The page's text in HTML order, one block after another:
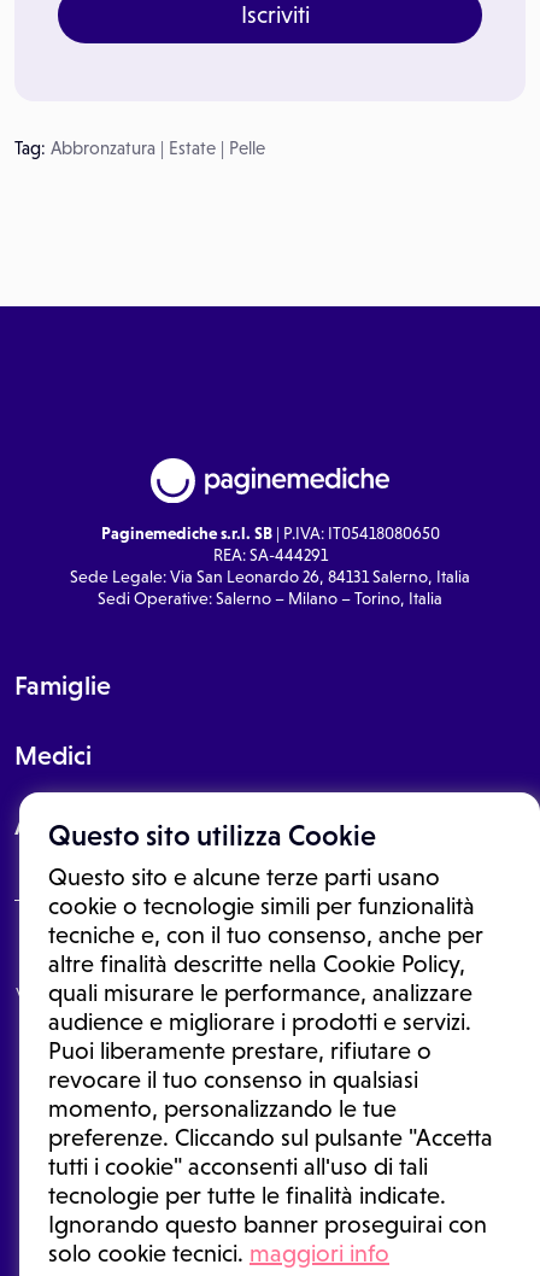
Questo sito utilizza Cookie
Questo sito e alcune terze parti usano
cookie o tecnologie simili per funzionalità
tecniche e, con il tuo consenso, anche per
altre finalità descritte nella Cookie Policy,
quali misurare le performance, analizzare
audience e migliorare i prodotti e servizi.
Puoi liberamente prestare, rifiutare o
revocare il tuo consenso in qualsiasi
momento, personalizzando le tue
preferenze. Cliccando sul pulsante "Accetta
tutti i cookie" acconsenti all'uso di tali
tecnologie per tutte le finalità indicate.
Ignorando questo banner proseguirai con
solo cookie tecnici. maggiori info
Iscriviti
Tag: Abbronzatura | Estate | Pelle
Paginemediche s.r.l. SB| P.IVA: IT05418080650
REA: SA-444291
Sede Legale: Via San Leonardo 26, 84131 Salerno, Italia
Sedi Operative: Salerno – Milano – Torino, Italia
Famiglie
Medici
About
Le informazioni proposte in questo sito non sono un consulto medico.
In nessun caso, queste informazioni sostituiscono un consulto, una
visita o una diagnosi formulata dal medico. Non si devono considerare
le informazioni disponibili come suggerimenti per la formulazione di
una diagnosi, la determinazione di un trattamento o l'assunzione o
sospensione di un farmaco senza prima consultare un medico di
medicina generale o uno specialista.
Condizioni di utilizzo|Privacy Policy |Gestione cookie
Ⓒ 2026 | Tutti i diritti riservati.